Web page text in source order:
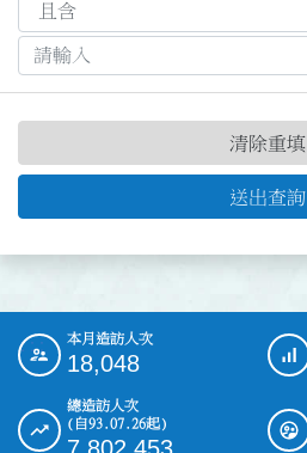
送出查詢
清除重填
::: 本月造訪人次
18,048
總造訪人次
(自93.07.26起)